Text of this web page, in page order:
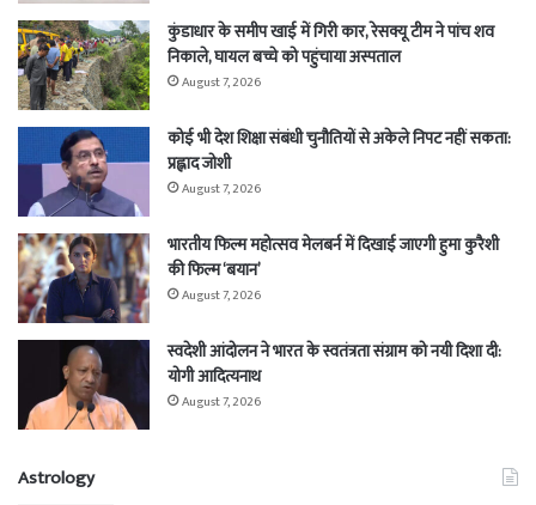
कुंडाधार के समीप खाई में गिरी कार, रेसक्यू टीम ने पांच शव
निकाले, घायल बच्चे को पहुंचाया अस्पताल
August 7, 2026
कोई भी देश शिक्षा संबंधी चुनौतियों से अकेले निपट नहीं सकता:
प्रह्लाद जोशी
August 7, 2026
भारतीय फिल्म महोत्सव मेलबर्न में दिखाई जाएगी हुमा कुरैशी
की फिल्म ‘बयान’
August 7, 2026
स्वदेशी आंदोलन ने भारत के स्वतंत्रता संग्राम को नयी दिशा दी:
योगी आदित्यनाथ
August 7, 2026
Astrology